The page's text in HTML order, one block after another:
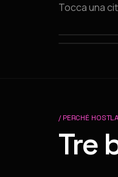
Tocca una
Roma
#1
/ PERCHÉ
Tre